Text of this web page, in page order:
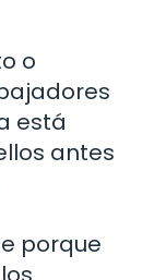
o
está
antes
porque